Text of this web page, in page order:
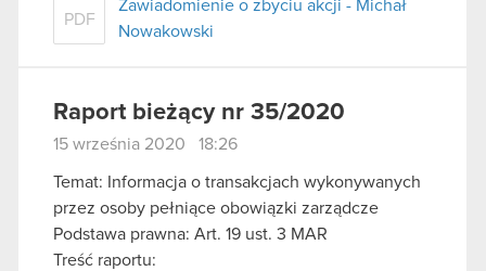
PDF
Zawiadomienie o zbyciu akcji - Michał
Nowakowski
Raport bieżący nr 35/2020
15 września 2020 18:26
Temat: Informacja o transakcjach wykonywanych
przez osoby pełniące obowiązki zarządcze
Podstawa prawna: Art. 19 ust. 3 MAR
Treść raportu: